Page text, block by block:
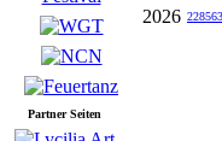
Partner Seiten
2026 228563